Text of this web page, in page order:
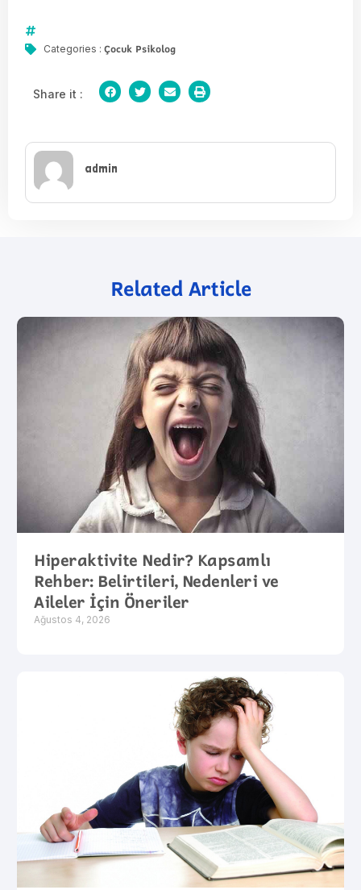
Categories : Çocuk Psikolog
Share it :
admin
Related Article
Hiperaktivite Nedir? Kapsamlı
Rehber: Belirtileri, Nedenleri ve
Aileler İçin Öneriler
Ağustos 4, 2026